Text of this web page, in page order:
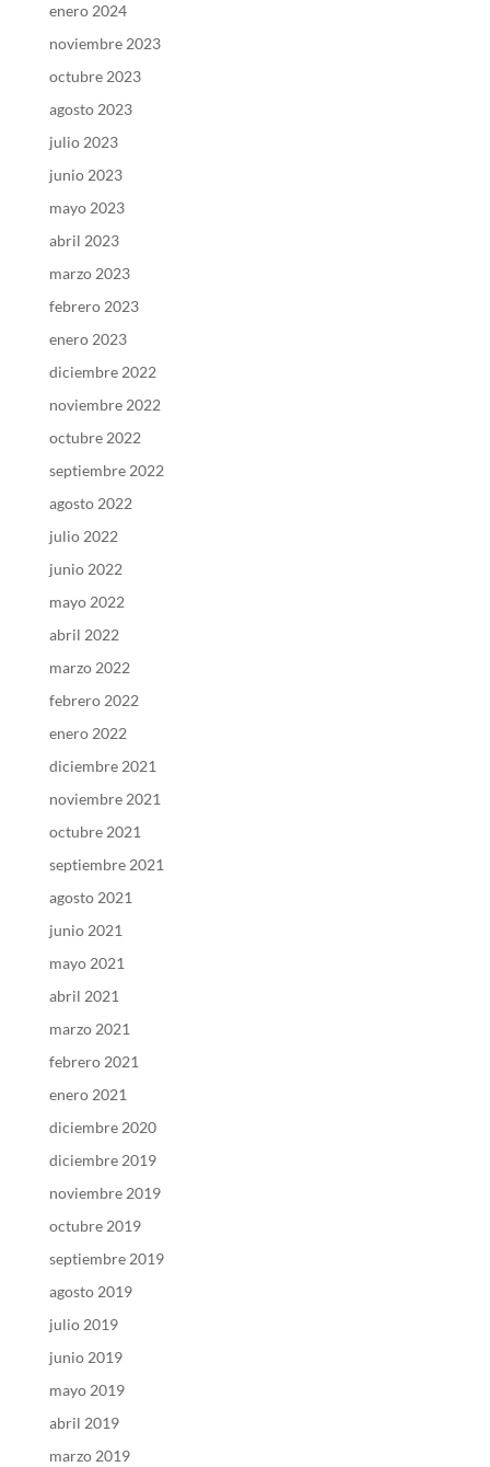
enero 2024
noviembre 2023
octubre 2023
agosto 2023
julio 2023
junio 2023
mayo 2023
abril 2023
marzo 2023
febrero 2023
enero 2023
diciembre 2022
noviembre 2022
octubre 2022
septiembre 2022
agosto 2022
julio 2022
junio 2022
mayo 2022
abril 2022
marzo 2022
febrero 2022
enero 2022
diciembre 2021
noviembre 2021
octubre 2021
septiembre 2021
agosto 2021
junio 2021
mayo 2021
abril 2021
marzo 2021
febrero 2021
enero 2021
diciembre 2020
diciembre 2019
noviembre 2019
octubre 2019
septiembre 2019
agosto 2019
julio 2019
junio 2019
mayo 2019
abril 2019
marzo 2019